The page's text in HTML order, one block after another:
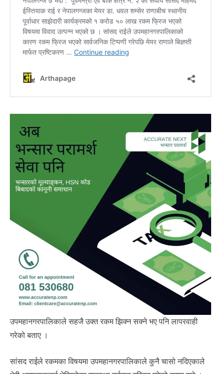
उपमहानगरपालिकाले सहजै उक्त रकम झिक्न सक्ने भए पनि लापरवाही
गरेको बताए ।
सांसद राईले रकमका विषयमा उपमहानगरपालिकाले कुनै चासो नदिएकाले